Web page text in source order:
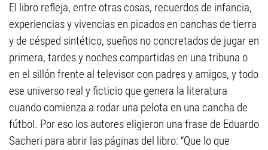
El libro refleja, entre otras cosas, recuerdos de infancia,
experiencias y vivencias en picados en canchas de tierra
y de césped sintético, sueños no concretados de jugar en
primera, tardes y noches compartidas en una tribuna o
en el sillón frente al televisor con padres y amigos, y todo
ese universo real y ficticio que genera la literatura
cuando comienza a rodar una pelota en una cancha de
fútbol. Por eso los autores eligieron una frase de Eduardo
Sacheri para abrir las páginas del libro: “Que lo que